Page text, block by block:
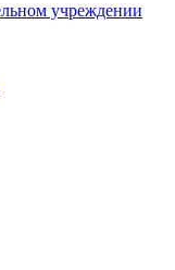
учреждении